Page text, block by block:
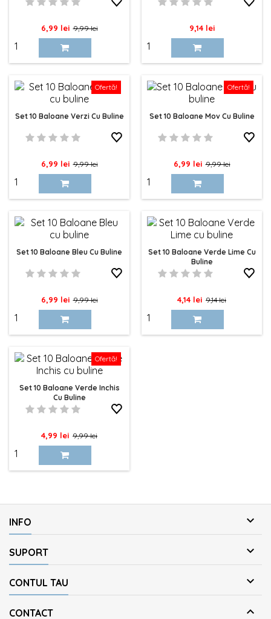
Pret
6,99 lei Pret
baza
9,99 lei Pret
9,14 lei
Ofertă!
Set 10 Baloane Verzi Cu Buline
Pret
6,99 lei Pret
baza
9,99 lei
Ofertă!
Set 10 Baloane Mov Cu Buline
Pret
6,99 lei Pret
baza
9,99 lei
Set 10 Baloane Bleu Cu Buline
Pret
6,99 lei Pret
baza
9,99 lei
Set 10 Baloane Verde Lime Cu
Buline
Pret
4,14 lei Pret
baza
9,14 lei
Ofertă!
Set 10 Baloane Verde Inchis
Cu Buline
Pret
4,99 lei Pret
baza
9,99 lei
INFO 
SUPORT 
CONTUL TAU 
CONTACT 